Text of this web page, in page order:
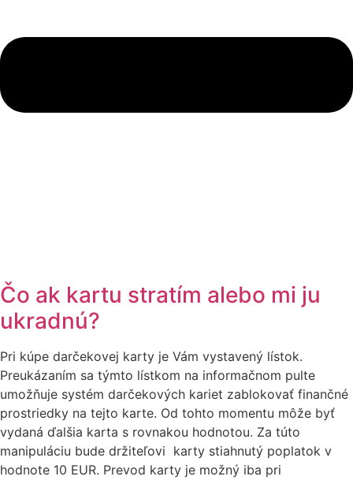
Čo ak kartu stratím alebo mi ju
ukradnú?
Pri kúpe darčekovej karty je Vám vystavený lístok.
Preukázaním sa týmto lístkom na informačnom pulte
umožňuje systém darčekových kariet zablokovať finančné
prostriedky na tejto karte. Od tohto momentu môže byť
vydaná ďalšia karta s rovnakou hodnotou. Za túto
manipuláciu bude držiteľovi karty stiahnutý poplatok v
hodnote 10 EUR. Prevod karty je možný iba pri